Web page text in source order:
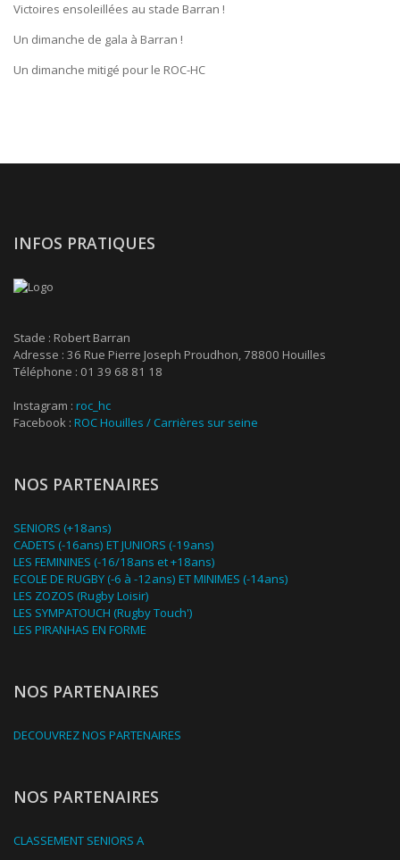
Victoires ensoleillées au stade Barran !
Un dimanche de gala à Barran !
Un dimanche mitigé pour le ROC-HC
INFOS PRATIQUES
Stade : Robert Barran
Adresse : 36 Rue Pierre Joseph Proudhon, 78800 Houilles
Téléphone : 01 39 68 81 18
Instagram : roc_hc
Facebook : ROC Houilles / Carrières sur seine
NOS PARTENAIRES
SENIORS (+18ans)
CADETS (-16ans) ET JUNIORS (-19ans)
LES FEMININES (-16/18ans et +18ans)
ECOLE DE RUGBY (-6 à -12ans) ET MINIMES (-14ans)
LES ZOZOS (Rugby Loisir)
LES SYMPATOUCH (Rugby Touch')
LES PIRANHAS EN FORME
NOS PARTENAIRES
DECOUVREZ NOS PARTENAIRES
NOS PARTENAIRES
CLASSEMENT SENIORS A